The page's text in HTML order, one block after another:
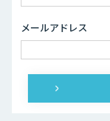
メールアドレス